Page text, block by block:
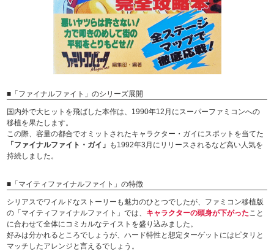
■「ファイナルファイト」のシリーズ展開
国内外で大ヒットを飛ばした本作は、1990年12月にスーパーファミコンへの
移植を果たします。
この際、容量の都合でオミットされたキャラクター・ガイにスポットを当てた
「ファイナルファイト・ガイ」 も1992年3月にリリースされるなど高い人気を
持続しました。
■「マイティファイナルファイト」の特徴
シリアスでワイルドなストーリーも魅力のひとつでしたが、ファミコン移植版
の「マイティファイナルファイト」では、 キャラクターの頭身が下がった こと
に合わせて全体にコミカルなテイストを盛り込みました。
好みは分かれるところでしょうが、ハード特性と想定ターゲットにはピタリと
マッチしたアレンジと言えるでしょう。